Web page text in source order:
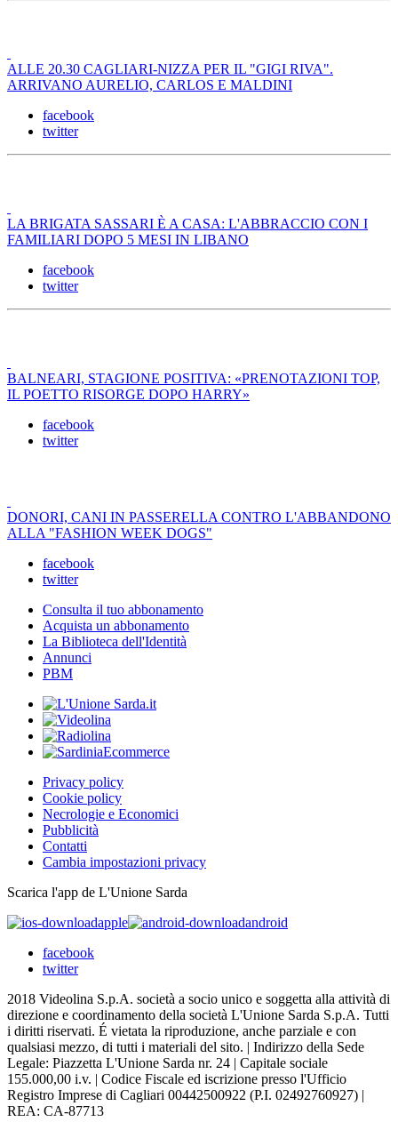
ALLE 20.30 CAGLIARI-NIZZA PER IL "GIGI RIVA".
ARRIVANO AURELIO, CARLOS E MALDINI
facebook
twitter
LA BRIGATA SASSARI È A CASA: L'ABBRACCIO CON I
FAMILIARI DOPO 5 MESI IN LIBANO
facebook
twitter
BALNEARI, STAGIONE POSITIVA: «PRENOTAZIONI TOP,
IL POETTO RISORGE DOPO HARRY»
facebook
twitter
DONORI, CANI IN PASSERELLA CONTRO L'ABBANDONO
ALLA "FASHION WEEK DOGS"
facebook
twitter
Consulta il tuo abbonamento
Acquista un abbonamento
La Biblioteca dell'Identità
Annunci
PBM
Privacy policy
Cookie policy
Necrologie e Economici
Pubblicità
Contatti
Cambia impostazioni privacy
Scarica l'app de L'Unione Sarda
apple
android
facebook
twitter
2018 Videolina S.p.A. società a socio unico e soggetta alla attività di
direzione e coordinamento della società L'Unione Sarda S.p.A. Tutti
i diritti riservati. É vietata la riproduzione, anche parziale e con
qualsiasi mezzo, di tutti i materiali del sito. | Indirizzo della Sede
Legale: Piazzetta L'Unione Sarda nr. 24 | Capitale sociale
155.000,00 i.v. | Codice Fiscale ed iscrizione presso l'Ufficio
Registro Imprese di Cagliari 00442500922 (P.I. 02492760927) |
REA: CA-87713